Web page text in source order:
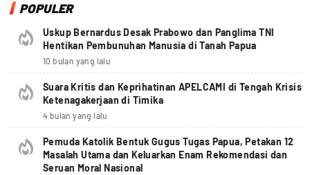
POPULER
Uskup Bernardus Desak Prabowo dan Panglima TNI
Hentikan Pembunuhan Manusia di Tanah Papua
10 bulan yang lalu
Suara Kritis dan Keprihatinan APELCAMI di Tengah Krisis
Ketenagakerjaan di Timika
4 bulan yang lalu
Pemuda Katolik Bentuk Gugus Tugas Papua, Petakan 12
Masalah Utama dan Keluarkan Enam Rekomendasi dan
Seruan Moral Nasional